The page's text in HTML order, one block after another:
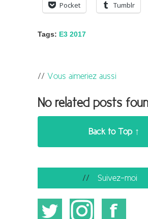
Pocket Tumblr
Tags: E3 2017
Vous aimeriez aussi
No related posts
Back to Top ↑
Suivez-moi